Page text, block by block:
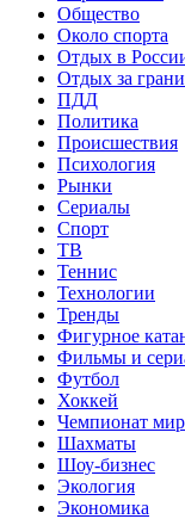
Общество
Около спорта
Отдых в
Отдых за
ПДД
Политика
Происшествия
Психология
Рынки
Сериалы
Спорт
ТВ
Теннис
Технологии
Тренды
Фигурное
Фильмы и
Футбол
Хоккей
Чемпионат
Шахматы
Шоу-бизнес
Экология
Экономика